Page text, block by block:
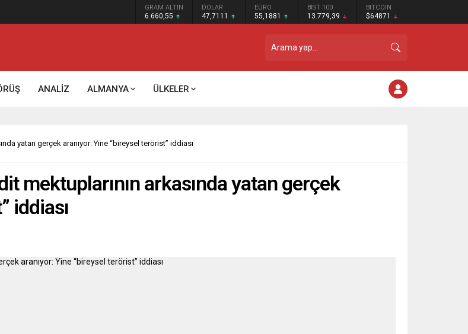
mi? GRAM ALTIN
6.660,55
DOLAR
47,7111
EURO
55,1881
BIST 100
13.779,39
BITCOIN
$64871
ANALİZ ALMANYA ÜLKELER
yatan gerçek aranıyor: Yine “bireysel terörist” iddiası
mektuplarının arkasında yatan gerçek
iddiası